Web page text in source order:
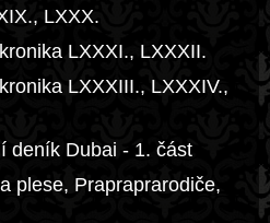
LXXX.
LXXXI., LXXXII.
LXXXIII., LXXXIV.,
deník Dubai - 1. část
plese, Prapraprarodiče,